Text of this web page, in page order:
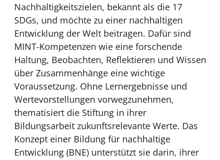
Nachhaltigkeitszielen, bekannt als die 17
SDGs, und möchte zu einer nachhaltigen
Entwicklung der Welt beitragen. Dafür sind
MINT-Kompetenzen wie eine forschende
Haltung, Beobachten, Reflektieren und Wissen
über Zusammenhänge eine wichtige
Voraussetzung. Ohne Lernergebnisse und
Wertevorstellungen vorwegzunehmen,
thematisiert die Stiftung in ihrer
Bildungsarbeit zukunftsrelevante Werte. Das
Konzept einer Bildung für nachhaltige
Entwicklung (BNE) unterstützt sie darin, ihrer